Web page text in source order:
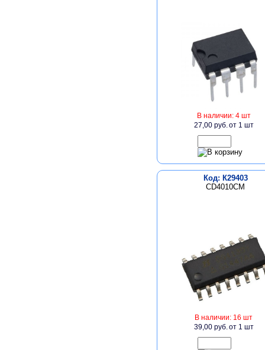
В наличии: 4 шт
27,00 руб.от 1 шт
Код: К29403
CD4010CM
В наличии: 16 шт
39,00 руб.от 1 шт